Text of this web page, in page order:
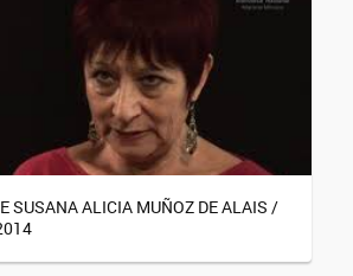
SUSANA ALICIA MUÑOZ DE ALAIS /